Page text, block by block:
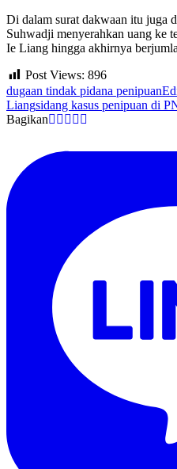
Di dalam surat dakwaan itu juga
Suhwadji menyerahkan uang ke
Ie Liang hingga akhirnya
Post Views: 896
dugaan tindak pidana penipuan
Liangsidang kasus penipuan di
Bagikan